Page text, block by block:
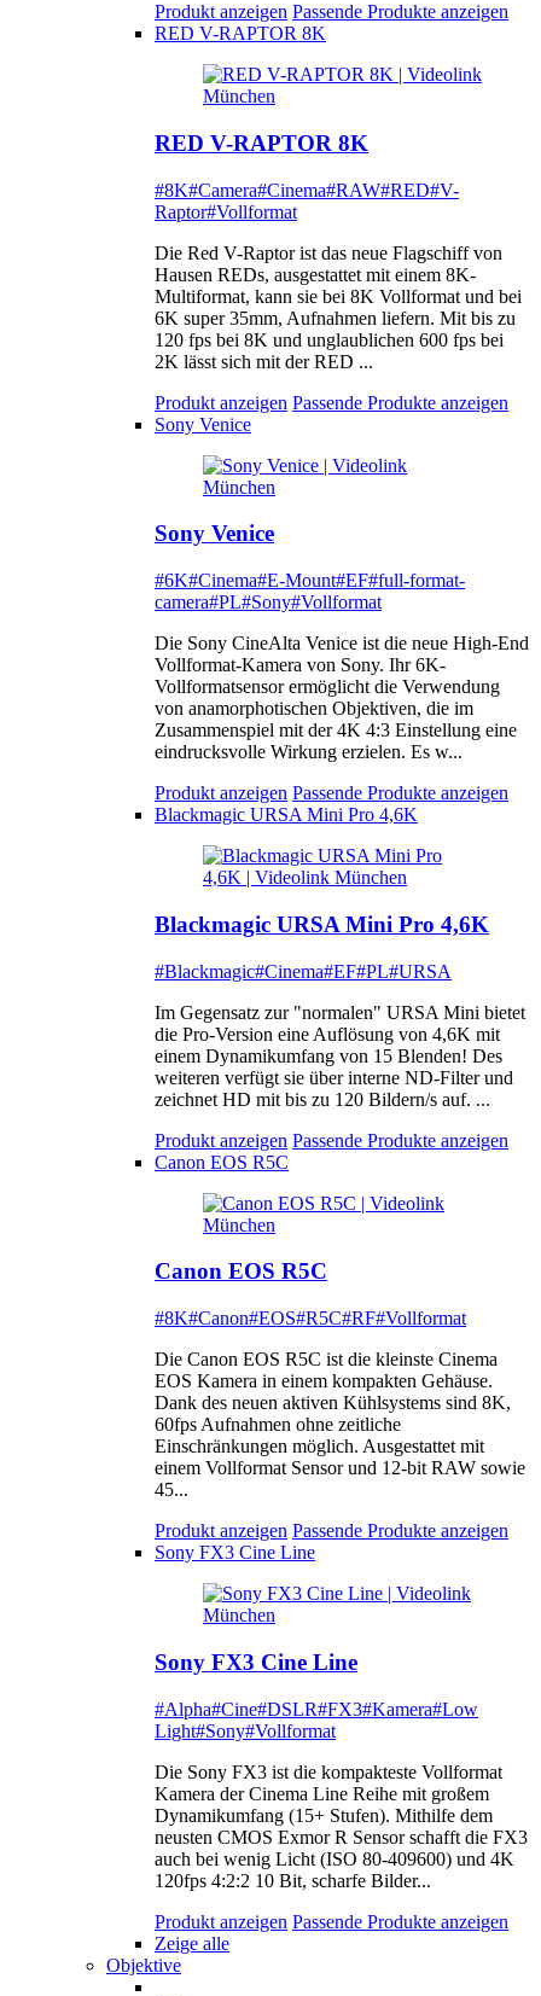
Produkt anzeigen Passende Produkte anzeigen
RED V-RAPTOR 8K
RED V-RAPTOR 8K
#8K#Camera#Cinema#RAW#RED#V-
Raptor#Vollformat
Die Red V-Raptor ist das neue Flagschiff von
Hausen REDs, ausgestattet mit einem 8K-
Multiformat, kann sie bei 8K Vollformat und bei
6K super 35mm, Aufnahmen liefern. Mit bis zu
120 fps bei 8K und unglaublichen 600 fps bei
2K lässt sich mit der RED ...
Produkt anzeigen Passende Produkte anzeigen
Sony Venice
Sony Venice
#6K#Cinema#E-Mount#EF#full-format-
camera#PL#Sony#Vollformat
Die Sony CineAlta Venice ist die neue High-End
Vollformat-Kamera von Sony. Ihr 6K-
Vollformatsensor ermöglicht die Verwendung
von anamorphotischen Objektiven, die im
Zusammenspiel mit der 4K 4:3 Einstellung eine
eindrucksvolle Wirkung erzielen. Es w...
Produkt anzeigen Passende Produkte anzeigen
Blackmagic URSA Mini Pro 4,6K
Blackmagic URSA Mini Pro 4,6K
#Blackmagic#Cinema#EF#PL#URSA
Im Gegensatz zur "normalen" URSA Mini bietet
die Pro-Version eine Auflösung von 4,6K mit
einem Dynamikumfang von 15 Blenden! Des
weiteren verfügt sie über interne ND-Filter und
zeichnet HD mit bis zu 120 Bildern/s auf. ...
Produkt anzeigen Passende Produkte anzeigen
Canon EOS R5C
Canon EOS R5C
#8K#Canon#EOS#R5C#RF#Vollformat
Die Canon EOS R5C ist die kleinste Cinema
EOS Kamera in einem kompakten Gehäuse.
Dank des neuen aktiven Kühlsystems sind 8K,
60fps Aufnahmen ohne zeitliche
Einschränkungen möglich. Ausgestattet mit
einem Vollformat Sensor und 12-bit RAW sowie
45...
Produkt anzeigen Passende Produkte anzeigen
Sony FX3 Cine Line
Sony FX3 Cine Line
#Alpha#Cine#DSLR#FX3#Kamera#Low
Light#Sony#Vollformat
Die Sony FX3 ist die kompakteste Vollformat
Kamera der Cinema Line Reihe mit großem
Dynamikumfang (15+ Stufen). Mithilfe dem
neusten CMOS Exmor R Sensor schafft die FX3
auch bei wenig Licht (ISO 80-409600) und 4K
120fps 4:2:2 10 Bit, scharfe Bilder...
Produkt anzeigen Passende Produkte anzeigen
Zeige alle
Objektive